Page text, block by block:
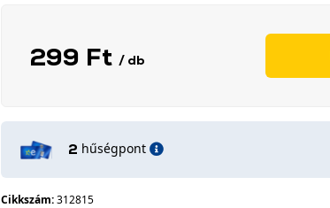
299 Ft / db
2 hűségpont
Cikkszám:312815